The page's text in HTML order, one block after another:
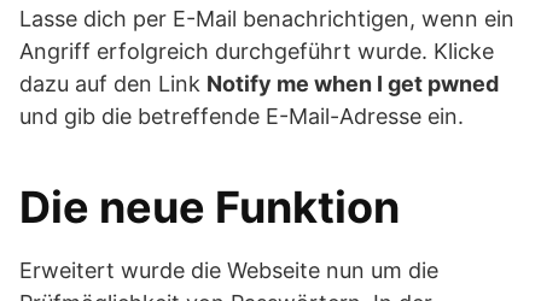
Lasse dich per E-Mail benachrichtigen, wenn ein
Angriff erfolgreich durchgeführt wurde. Klicke
dazu auf den Link Notify me when I get pwned
und gib die betreffende E-Mail-Adresse ein.
Die neue Funktion
Erweitert wurde die Webseite nun um die